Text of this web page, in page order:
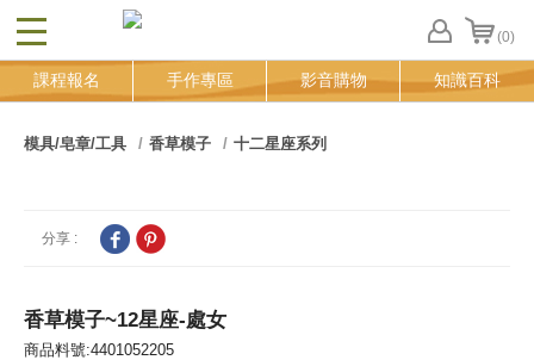
CLOSE (0)
FB
登
課程報名 手作專區 影音購物 知識百科
模具/皂章/工具 香草模子 十二星座系列
分享 :
香草模子~12星座-處女
商品料號:4401052205